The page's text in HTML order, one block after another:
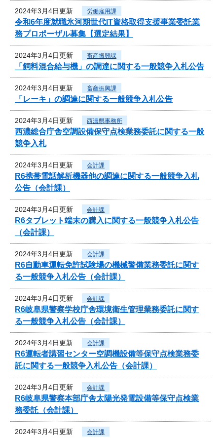
2024年3月4日更新 労働雇用課
令和6年度就職氷河期世代IT資格取得支援事業委託業
務プロポーザル募集【選定結果】
2024年3月4日更新 畜産振興課
「飼料混合給与機」の調達に関する一般競争入札公告
2024年3月4日更新 畜産振興課
「レーキ」の調達に関する一般競争入札公告
2024年3月4日更新 西濃県事務所
西濃総合庁舎空調設備保守点検業務委託に関する一般
競争入札
2024年3月4日更新 会計課
R6携帯電話解析機器他の調達に関する一般競争入札
公告（会計課）
2024年3月4日更新 会計課
R6タブレット端末の購入に関する一般競争入札公告
（会計課）
2024年3月4日更新 会計課
R6自動車運転免許試験場の機械警備業務委託に関す
る一般競争入札公告（会計課）
2024年3月4日更新 会計課
R6岐阜県警察学校庁舎環境衛生管理業務委託に関す
る一般競争入札公告（会計課）
2024年3月4日更新 会計課
R6運転者講習センター空調機設備等保守点検業務委
託に関する一般競争入札公告（会計課）
2024年3月4日更新 会計課
R6岐阜県警察本部庁舎太陽光発電設備等保守点検業
務委託（会計課）
2024年3月4日更新 会計課